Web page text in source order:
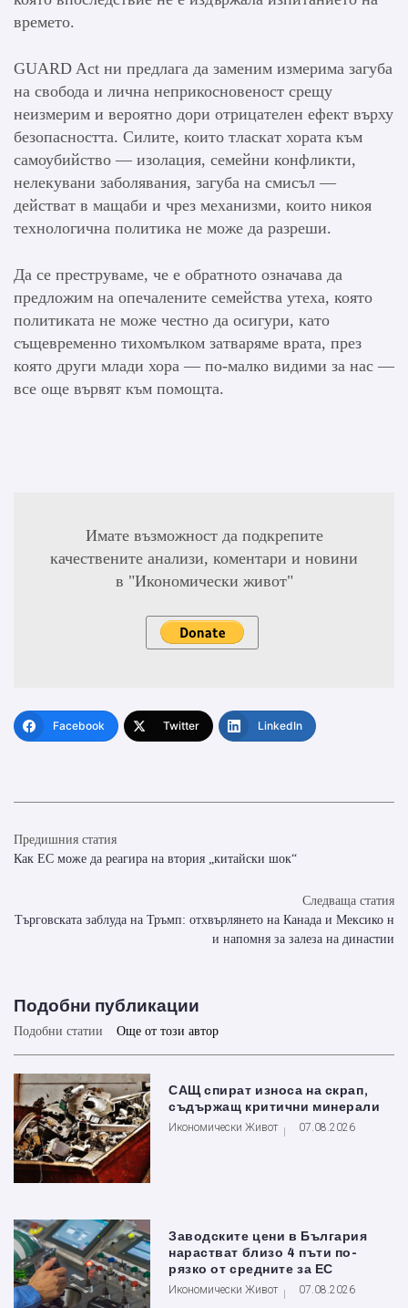
времето.
GUARD Act ни предлага да заменим измерима загуба
на свобода и лична неприкосновеност срещу
неизмерим и вероятно дори отрицателен ефект върху
безопасността. Силите, които тласкат хората към
самоубийство — изолация, семейни конфликти,
нелекувани заболявания, загуба на смисъл —
действат в мащаби и чрез механизми, които никоя
технологична политика не може да разреши.
Да се преструваме, че е обратното означава да
предложим на опечалените семейства утеха, която
политиката не може честно да осигури, като
същевременно тихомълком затваряме врата, през
която други млади хора — по-малко видими за нас —
все още вървят към помощта.
Имате възможност да подкрепите
качествените анализи, коментари и новини
в "Икономически живот"
Facebook Twitter LinkedIn
Предишния статия
Как ЕС може да реагира на втория „китайски шок“
Следваща статия
Търговската заблуда на Тръмп: отхвърлянето на Канада и Мексико н
и напомня за залеза на династии
Подобни публикации
Подобни статии Още от този автор
САЩ спират износа на скрап,
съдържащ критични минерали
Икономически Живот 07.08.2026
Заводските цени в България
нарастват близо 4 пъти по-
рязко от средните за ЕС
Икономически Живот 07.08.2026